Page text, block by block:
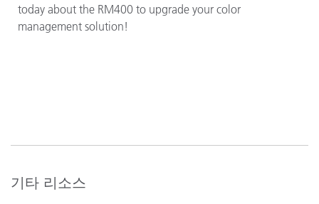
today about the RM400 to upgrade your color
management solution!
기타 리소스